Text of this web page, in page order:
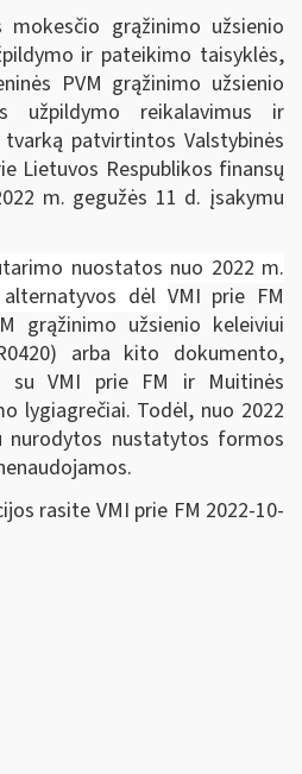
mokesčio grąžinimo užsienio
ir pateikimo taisyklės,
PVM grąžinimo užsienio
užpildymo reikalavimus ir
patvirtintos Valstybinės
Lietuvos Respublikos finansų
m. gegužės 11 d. įsakymu
nuostatos nuo 2022 m.
dėl VMI prie FM
grąžinimo užsienio keleiviui
arba kito dokumento,
su VMI prie FM ir Muitinės
lygiagrečiai. Todėl, nuo 2022
nurodytos nustatytos formos
rasite VMI prie FM 2022-10-